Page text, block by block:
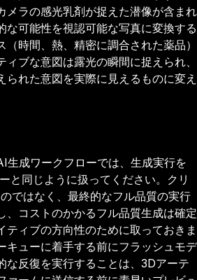
メラの感光乳剤が捉えた潜像が含まれ
な可能性を視認可能な写真に変換する
時間、熱、精密に調合された薬品）
ブな意図は露光の瞬間に捉えられ、
られた意図を実際に見えるものに変え
生成ワークフローでは、生成実行を
と同じように扱ってください。クリ
ではなく、最終的なフル品質の実行
、コストのかかるフル品質生成は確定
ティブの方向性のために取っておきま
キューに着手する前にフラッシュモデ
な反復を実行することは、3Dアーテ